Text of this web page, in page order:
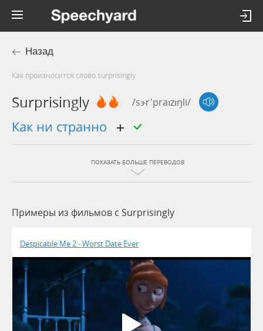
Назад
Как произносится слово surprisingly
Surprisingly /sɝr'praɪzɪŋli/
как ни странно
ПОКАЗАТЬ БОЛЬШЕ ПЕРЕВОДОВ
Примеры из фильмов c Surprisingly
Despicable Me 2 - Worst Date Ever